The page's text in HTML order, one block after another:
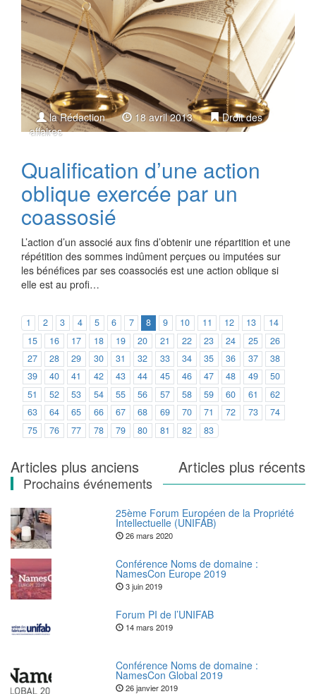
la Rédaction 18 avril 2013
Droit des
affaires
Qualification d’une action
oblique exercée par un
coassosié
L’action d’un associé aux fins d’obtenir une répartition et une
répétition des sommes indûment perçues ou imputées sur
les bénéfices par ses coassociés est une action oblique si
elle est au profi…
1 2 3 4 5 6 7 8 9 10 11 12 13
14
15
16 17 18 19 20 21 22 23 24 25
26
27
28 29 30 31 32 33 34 35 36 37
38
39
40 41 42 43 44 45 46 47 48 49
50
51
52 53 54 55 56 57 58 59 60 61
62
63
64 65 66 67 68 69 70 71 72 73
74
75
76 77 78 79 80 81 82 83
Navigation
des
articles
Articles plus anciens Articles plus récents
Prochains événements
25ème Forum Européen de la Propriété
Intellectuelle (UNIFAB)
26 mars 2020
Conférence Noms de domaine :
NamesCon Europe 2019
3 juin 2019
Forum PI de l’UNIFAB
14 mars 2019
Conférence Noms de domaine :
NamesCon Global 2019
26 janvier 2019